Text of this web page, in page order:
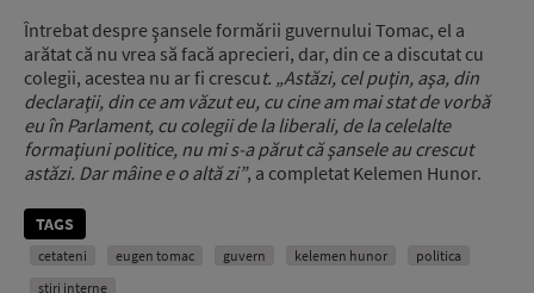
Întrebat despre şansele formării guvernului Tomac, el a
arătat că nu vrea să facă aprecieri, dar, din ce a discutat cu
colegii, acestea nu ar fi crescut. „Astăzi, cel puţin, aşa, din
declaraţii, din ce am văzut eu, cu cine am mai stat de vorbă
eu în Parlament, cu colegii de la liberali, de la celelalte
formaţiuni politice, nu mi s-a părut că şansele au crescut
astăzi. Dar mâine e o altă zi”, a completat Kelemen Hunor.
TAGS
cetateni eugen tomac guvern kelemen hunor
politica
stiri interne